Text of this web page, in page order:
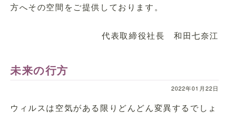
方へその空間をご提供しております。
代表取締役社長 和田七奈江
未来の行方
2022年01月22日
ウィルスは空気がある限りどんどん変異するでしょ